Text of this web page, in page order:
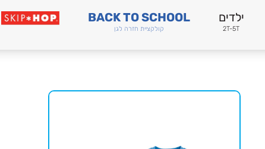
ילדים
2T-5T
BACK TO SCHOOL
קולקציית חזרה לגן